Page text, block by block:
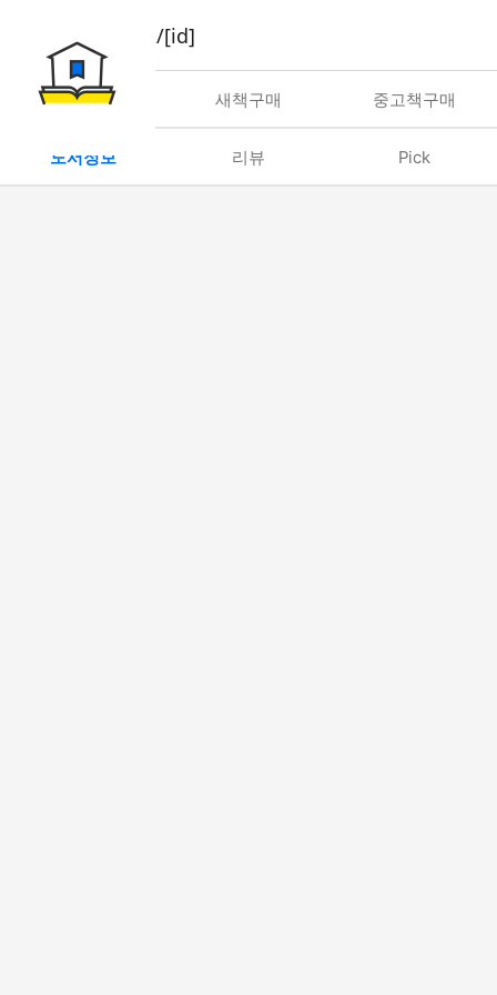
book/rent/[id]
대여 새책구매 중고책구매
도서정보 리뷰 Pick